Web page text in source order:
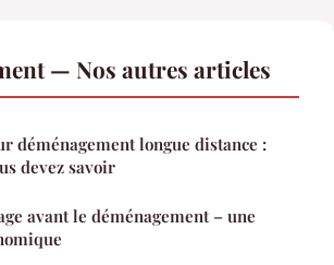
— Nos autres articles
déménagement longue distance :
devez savoir
avant le déménagement – une